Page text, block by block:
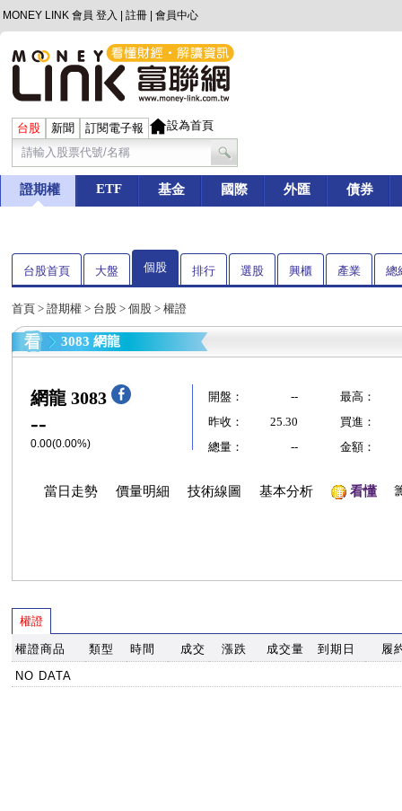
MONEY LINK 會員 登入 註冊 會員中心
台股 新聞 訂閱電子報 設為首頁
證期權 ETF 基金 國際 外匯 債券
台股首頁 大盤 個股 排行 選股 興櫃 產業 總
首頁 > 證期權 > 台股 > 個股 > 權證
3083 網龍
網龍 3083
--
0.00(0.00%)
開盤： --
最高：
昨收：
25.30
買進：
總量：
-- 金額：
當日走勢 價量明細 技術線圖 基本分析 看懂
權證
權證商品 類型 時間 成交 漲跌 成交量 到期日
履
NO DATA